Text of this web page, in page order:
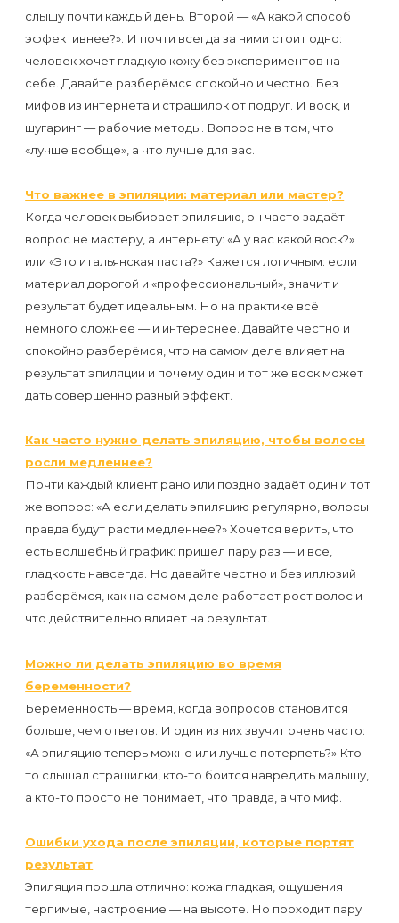
слышу почти каждый день. Второй — «А какой способ
эффективнее?». И почти всегда за ними стоит одно:
человек хочет гладкую кожу без экспериментов на
себе. Давайте разберёмся спокойно и честно. Без
мифов из интернета и страшилок от подруг. И воск, и
шугаринг — рабочие методы. Вопрос не в том, что
«лучше вообще», а что лучше для вас.
Что важнее в эпиляции: материал или мастер?
Когда человек выбирает эпиляцию, он часто задаёт
вопрос не мастеру, а интернету: «А у вас какой воск?»
или «Это итальянская паста?» Кажется логичным: если
материал дорогой и «профессиональный», значит и
результат будет идеальным. Но на практике всё
немного сложнее — и интереснее. Давайте честно и
спокойно разберёмся, что на самом деле влияет на
результат эпиляции и почему один и тот же воск может
дать совершенно разный эффект.
Как часто нужно делать эпиляцию, чтобы волосы
росли медленнее?
Почти каждый клиент рано или поздно задаёт один и тот
же вопрос: «А если делать эпиляцию регулярно, волосы
правда будут расти медленнее?» Хочется верить, что
есть волшебный график: пришёл пару раз — и всё,
гладкость навсегда. Но давайте честно и без иллюзий
разберёмся, как на самом деле работает рост волос и
что действительно влияет на результат.
Можно ли делать эпиляцию во время
беременности?
Беременность — время, когда вопросов становится
больше, чем ответов. И один из них звучит очень часто:
«А эпиляцию теперь можно или лучше потерпеть?» Кто-
то слышал страшилки, кто-то боится навредить малышу,
а кто-то просто не понимает, что правда, а что миф.
Ошибки ухода после эпиляции, которые портят
результат
Эпиляция прошла отлично: кожа гладкая, ощущения
терпимые, настроение — на высоте. Но проходит пару